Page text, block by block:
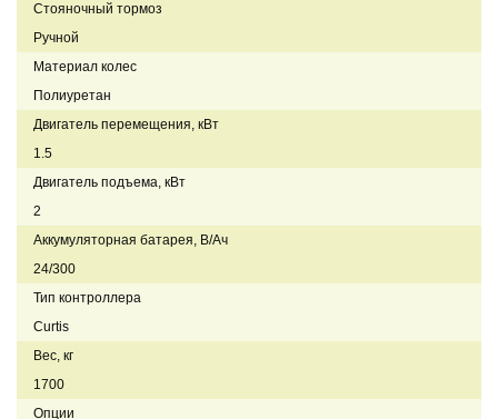
Стояночный тормоз
Ручной
Материал колес
Полиуретан
Двигатель перемещения, кВт
1.5
Двигатель подъема, кВт
2
Аккумуляторная батарея, В/Ач
24/300
Тип контроллера
Curtis
Вес, кг
1700
Опции